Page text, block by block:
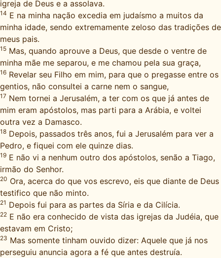
igreja de Deus e a assolava.
14 E na minha nação excedia em judaísmo a muitos da
minha idade, sendo extremamente zeloso das tradições de
meus pais.
15 Mas, quando aprouve a Deus, que desde o ventre de
minha mãe me separou, e me chamou pela sua graça,
16 Revelar seu Filho em mim, para que o pregasse entre os
gentios, não consultei a carne nem o sangue,
17 Nem tornei a Jerusalém, a ter com os que já antes de
mim eram apóstolos, mas parti para a Arábia, e voltei
outra vez a Damasco.
18 Depois, passados três anos, fui a Jerusalém para ver a
Pedro, e fiquei com ele quinze dias.
19 E não vi a nenhum outro dos apóstolos, senão a Tiago,
irmão do Senhor.
20 Ora, acerca do que vos escrevo, eis que diante de Deus
testifico que não minto.
21 Depois fui para as partes da Síria e da Cilícia.
22 E não era conhecido de vista das igrejas da Judéia, que
estavam em Cristo;
23 Mas somente tinham ouvido dizer: Aquele que já nos
perseguiu anuncia agora a fé que antes destruía.